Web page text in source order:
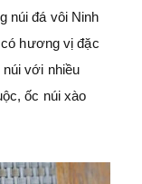
núi đá vôi Ninh
hương vị đặc
với nhiều
ốc núi xào